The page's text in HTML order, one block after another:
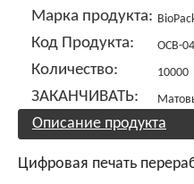
Марка продукта:
Код Продукта: OCB-
Количество: 10000
ЗАКАНЧИВАТЬ:
Описание продукта
Цифровая печать